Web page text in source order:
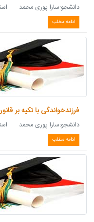
دانشجو:سارا پوری محمد
ادامه مطلب
فرزندخواندگی با تکیه بر
دانشجو:سارا پوری محمد
ادامه مطلب